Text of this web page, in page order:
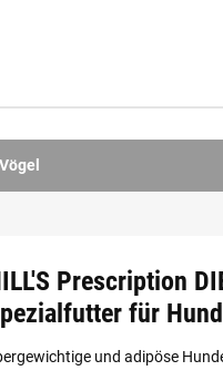
Vögel
Prescription
für
und adipöse